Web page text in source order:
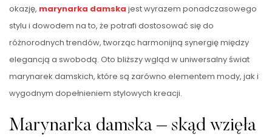
okazję, marynarka damska jest wyrazem ponadczasowego
stylu i dowodem na to, że potrafi dostosować się do
różnorodnych trendów, tworząc harmonijną synergię między
elegancją a swobodą. Oto bliższy wgląd w uniwersalny świat
marynarek damskich, które są zarówno elementem mody, jak i
wygodnym dopełnieniem stylowych kreacji.
Marynarka damska – skąd wzięła